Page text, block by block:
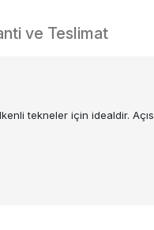
ve Teslimat
tekneler için idealdir.